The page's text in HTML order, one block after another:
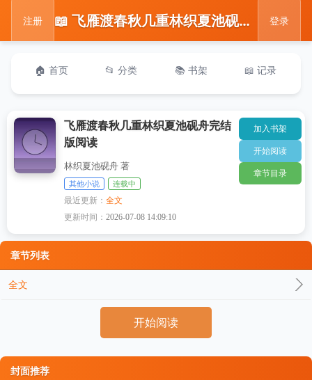
注册 📖 飞雁渡春秋几重林织夏池砚舟完结版阅读 登录
🏠 首页 📂 分类 📚 书架 📖 记录
飞雁渡春秋几重林织夏池砚舟完结
版阅读
林织夏池砚舟 著
其他小说 连载中
最近更新：全文
更新时间：2026-07-08 14:09:10
加入书架
开始阅读
章节目录
章节列表
全文
开始阅读
封面推荐